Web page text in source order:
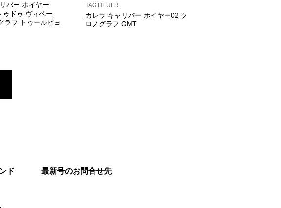
バー ホイヤー
ゥドゥ ヴィペー
ラフ トゥールビヨ
TAG HEUER
カレラ キャリバー ホイヤー02 ク
ロノグラフ GMT
ド 最新号のお問合せ先